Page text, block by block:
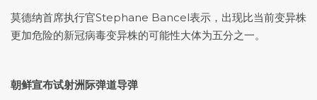
莫德纳首席执行官Stephane Bancel表示，出现比当前变异株
更加危险的新冠病毒变异株的可能性大体为五分之一。
朝鲜宣布试射洲际弹道导弹